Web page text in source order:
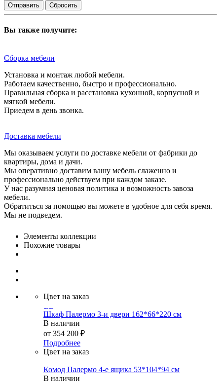
Сбросить
Вы также получите:
Сборка мебели
Установка и монтаж любой мебели.
Работаем качественно, быстро и профессионально.
Правильная сборка и расстановка кухонной, корпусной и
мягкой мебели.
Приедем в день звонка.
Доставка мебели
Мы оказываем услуги по доставке мебели от фабрики до
квартиры, дома и дачи.
Мы оперативно доставим вашу мебель слаженно и
профессионально действуем при каждом заказе.
У нас разумная ценовая политика и возможность завоза
мебели.
Обратиться за помощью вы можете в удобное для себя время.
Мы не подведем.
Элементы коллекции
Похожие товары
Цвет на заказ
Шкаф Палермо 3-и двери 162*66*220 см
В наличии
от 354 200 ₽
Подробнее
Цвет на заказ
Комод Палермо 4-е ящика 53*104*94 см
В наличии